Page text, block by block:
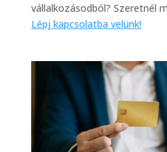
vállalkozásodból? Szeretnél
Lépj kapcsolatba velünk!